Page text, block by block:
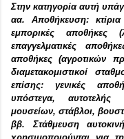
Στην κατηγορία αυτή
αα. Αποθήκευση:
εμπορικές αποθήκες
επαγγελματικές
αποθήκες (αγροτικών
διαμετακομιστικοί
επίσης: γενικές
υπόστεγα, αυτοτελής
μουσείων, στάβλοι,
ββ. Στάθμευση